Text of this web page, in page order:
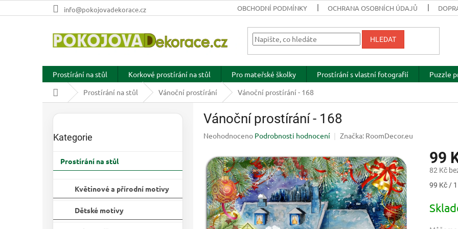
na
info@pokojovadekorace.cz OBCHODNÍ PODMÍNKY OCHRANA OSOBNÍCH ÚDAJŮ
HLEDAT
Prostírání na stůl Korkové prostírání na stůl Pro mateřské školky Prostírání s vlastní fotografií Puzzle
Domů
Prostírání na stůl Vánoční prostírání Vánoční prostírání - 168
kategorie
Kategorie
Prostírání na stůl
Květinové a přírodní motivy
Dětské motivy
Vánoční prostírání - 168
Průměrné
produktu
je
0,0
hvězdiček.
Neohodnoceno Podrobnosti hodnocení Značka: RoomDecor.eu
99
82 Kč
Měrná
99 Kč /